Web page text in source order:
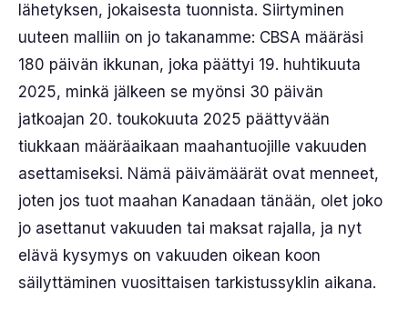
lähetyksen, jokaisesta tuonnista. Siirtyminen
uuteen malliin on jo takanamme: CBSA määräsi
180 päivän ikkunan, joka päättyi 19. huhtikuuta
2025, minkä jälkeen se myönsi 30 päivän
jatkoajan 20. toukokuuta 2025 päättyvään
tiukkaan määräaikaan maahantuojille vakuuden
asettamiseksi. Nämä päivämäärät ovat menneet,
joten jos tuot maahan Kanadaan tänään, olet joko
jo asettanut vakuuden tai maksat rajalla, ja nyt
elävä kysymys on vakuuden oikean koon
säilyttäminen vuosittaisen tarkistussyklin aikana.